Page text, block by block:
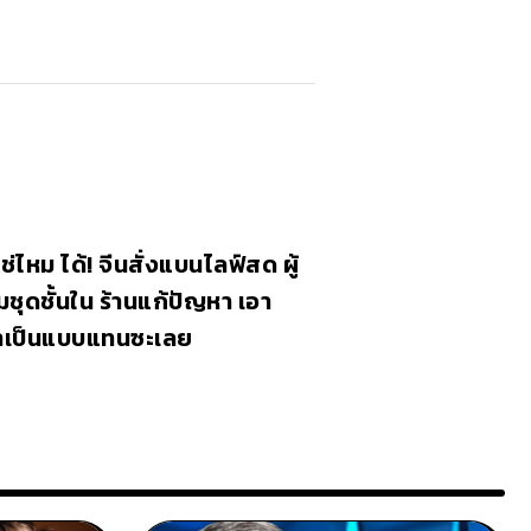
ช่ไหม ได้! จีนสั่งแบนไลฟ์สด ผู้
ดชั้นใน ร้านแก้ปัญหา เอา
ป็นแบบแทนซะเลย